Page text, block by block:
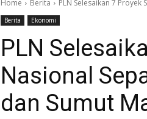
Home Berita PLN Selesaikan 7 Proyek
Berita Ekonomi
PLN
Nasional
dan Sumut